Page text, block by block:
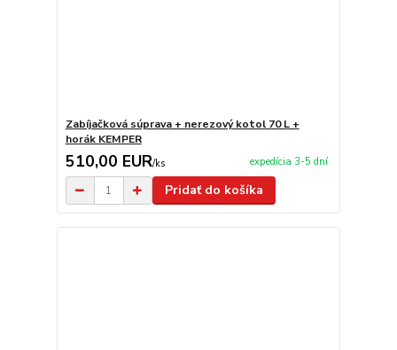
Zabíjačková súprava + nerezový kotol 70 L +
horák KEMPER
510,00 EUR/ks expedícia 3-5 dní
Pridať do košíka